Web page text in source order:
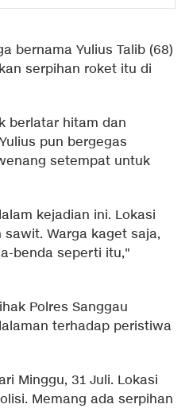
bernama Yulius Talib (68)
serpihan roket itu di
berlatar hitam dan
pun bergegas
setempat untuk
kejadian ini. Lokasi
Warga kaget saja,
benda seperti itu,"
Polres Sanggau
terhadap peristiwa
Minggu, 31 Juli. Lokasi
Memang ada serpihan